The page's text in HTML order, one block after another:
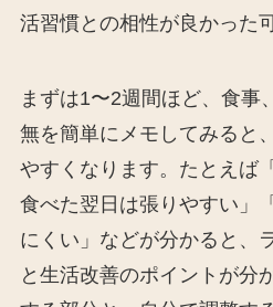
活習慣との相性が良かった
まずは1〜2週間ほど、食事
無を簡単にメモしてみると
やすくなります。たとえば
食べた翌日は張りやすい」
にくい」などが分かると、
と生活改善のポイントが分